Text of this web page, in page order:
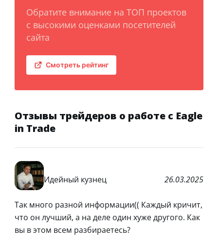
Обратите внимание на ТОП проектов
с высокими оценками посетителей
сайта
Смотреть рейтинг
Отзывы трейдеров о работе с Eagle
in Trade
Идейный кузнец 26.03.2025
Так много разной информации(( Каждый кричит,
что он лучший, а на деле один хуже другого. Как
вы в этом всем разбираетесь?